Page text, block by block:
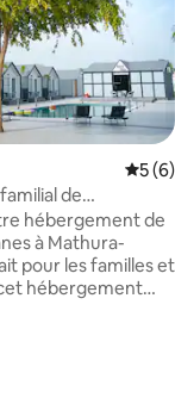
5 (6)
de
bord de la piscine à
hébergement de
à Mathura-
pour les familles et
hébergement